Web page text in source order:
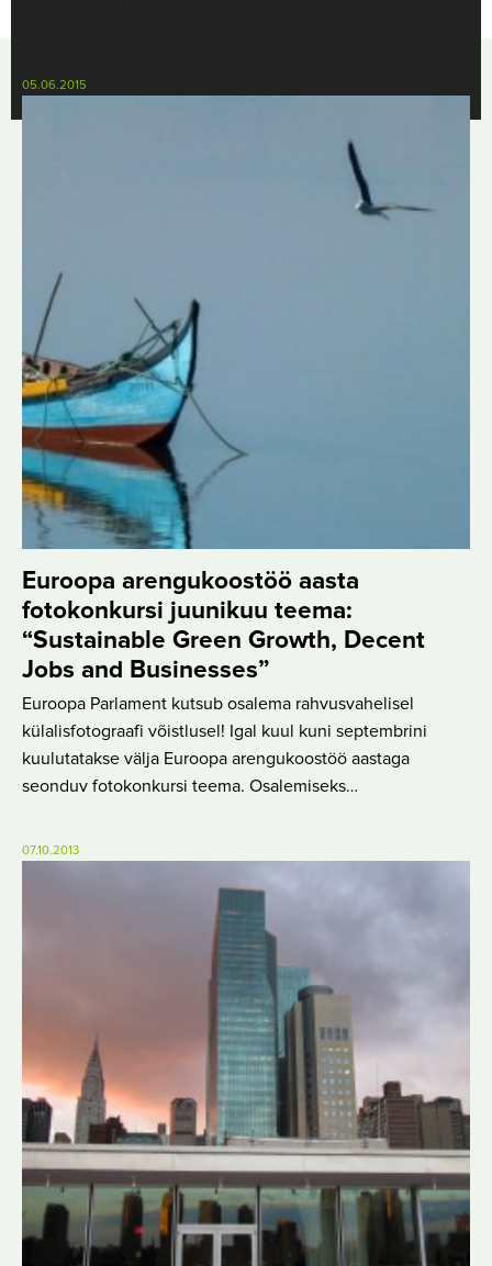
05.06.2015
Euroopa arengukoostöö aasta
fotokonkursi juunikuu teema:
“Sustainable Green Growth, Decent
Jobs and Businesses”
Euroopa Parlament kutsub osalema rahvusvahelisel
külalisfotograafi võistlusel! Igal kuul kuni septembrini
kuulutatakse välja Euroopa arengukoostöö aastaga
seonduv fotokonkursi teema. Osalemiseks…
07.10.2013